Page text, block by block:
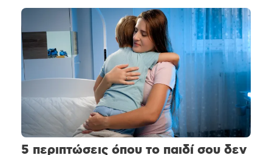
5 περιπτώσεις όπου το παιδί σου δεν